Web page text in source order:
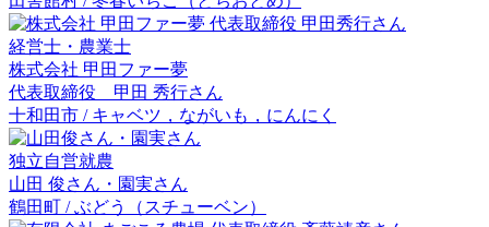
経営士・農業士
株式会社 甲田ファー夢
代表取締役 甲田 秀行さん
十和田市 / キャベツ，ながいも，にんにく
独立自営就農
山田 俊さん・ 園実さん
鶴田町 / ぶどう（スチューベン）